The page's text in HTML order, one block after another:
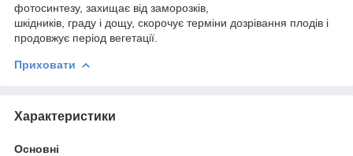
фотосинтезу, захищає від заморозків,
шкідників, граду і дощу, скорочує терміни дозрівання плодів і
продовжує період вегетації.
Приховати
Характеристики
Основні